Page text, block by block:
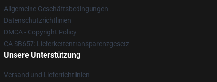
Allgemeine Geschäftsbedingungen
Datenschutzrichtlinien
DMCA - Copyright Policy
CA SB657: Lieferkettentransparenzgesetz
Unsere Unterstützung
Versand und Lieferrichtlinien